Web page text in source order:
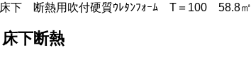
床下 断熱用吹付硬質ｳﾚﾀﾝﾌｫｰﾑ T＝100 58.8㎡
床下断熱